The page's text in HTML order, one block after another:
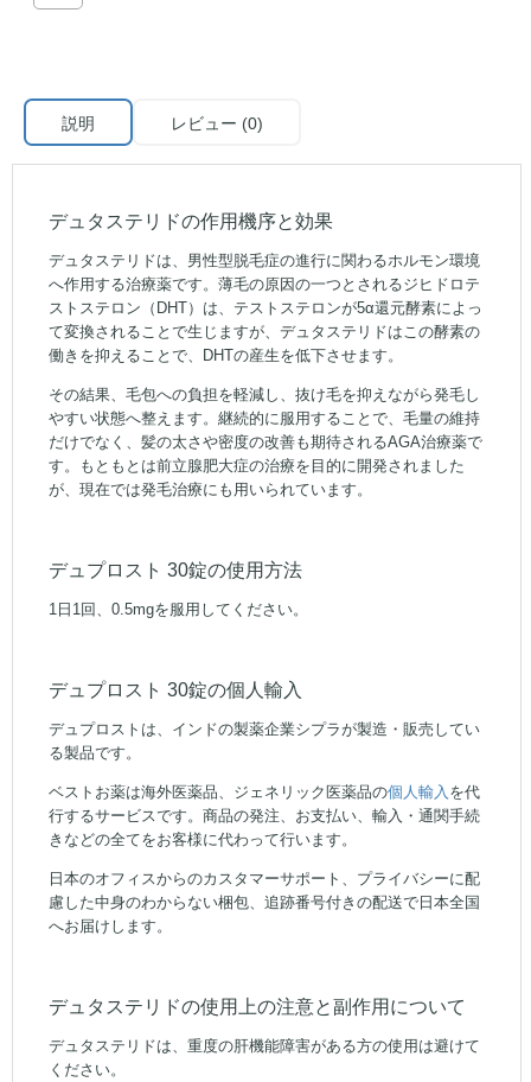
説明 レビュー (0)
デュタステリドの作用機序と効果
デュタステリドは、男性型脱毛症の進行に関わるホルモン環境
へ作用する治療薬です。薄毛の原因の一つとされるジヒドロテ
ストステロン（DHT）は、テストステロンが5α還元酵素によっ
て変換されることで生じますが、デュタステリドはこの酵素の
働きを抑えることで、DHTの産生を低下させます。
その結果、毛包への負担を軽減し、抜け毛を抑えながら発毛し
やすい状態へ整えます。継続的に服用することで、毛量の維持
だけでなく、髪の太さや密度の改善も期待されるAGA治療薬で
す。もともとは前立腺肥大症の治療を目的に開発されました
が、現在では発毛治療にも用いられています。
デュプロスト 30錠の使用方法
1日1回、0.5mgを服用してください。
デュプロスト 30錠の個人輸入
デュプロストは、インドの製薬企業シプラが製造・販売してい
る製品です。
ベストお薬は海外医薬品、ジェネリック医薬品の個人輸入を代
行するサービスです。商品の発注、お支払い、輸入・通関手続
きなどの全てをお客様に代わって行います。
日本のオフィスからのカスタマーサポート、プライバシーに配
慮した中身のわからない梱包、追跡番号付きの配送で日本全国
へお届けします。
デュタステリドの使用上の注意と副作用について
デュタステリドは、重度の肝機能障害がある方の使用は避けて
ください。